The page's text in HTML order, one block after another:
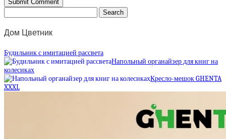
Дом Цветник
Будильник с имитацией рассвета
Напольный органайзер для книг на
колесиках
Кресло-мешок GHENTA
XXXL